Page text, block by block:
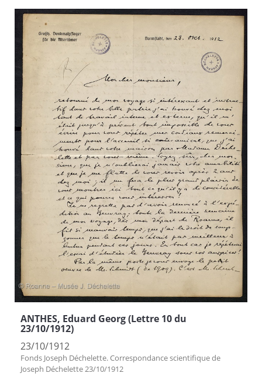
ANTHES, Eduard Georg (Lettre 10 du
23/10/1912)
23/10/1912
Fonds Joseph Déchelette. Correspondance scientifique de
Joseph Déchelette 23/10/1912